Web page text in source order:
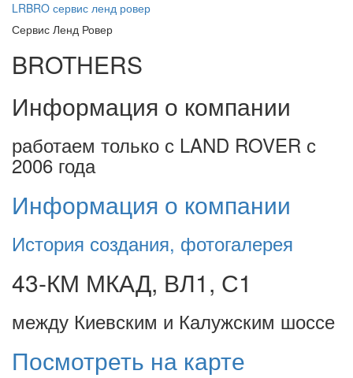
LRBRO сервис ленд ровер
Сервис Ленд Ровер
BROTHERS
Информация о компании
работаем только с LAND ROVER с
2006 года
Информация о компании
История создания, фотогалерея
43-КМ МКАД, ВЛ1, С1
между Киевским и Калужским шоссе
Посмотреть на карте